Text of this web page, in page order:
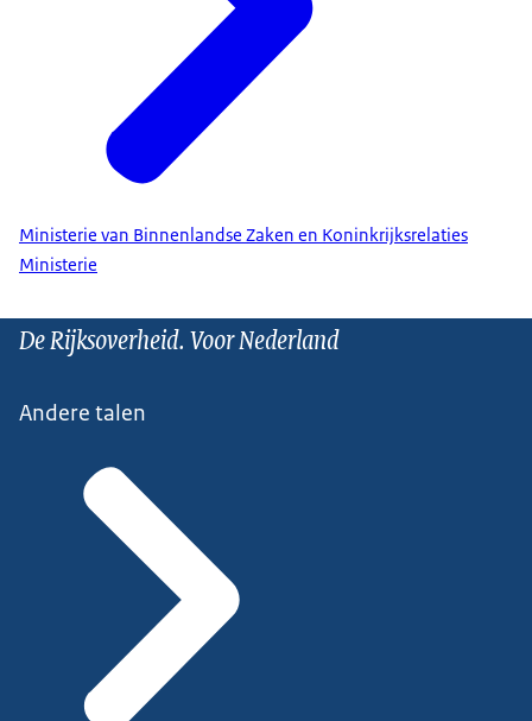
Ministerie van Binnenlandse Zaken en Koninkrijksrelaties
Ministerie
De Rijksoverheid. Voor Nederland
Andere talen